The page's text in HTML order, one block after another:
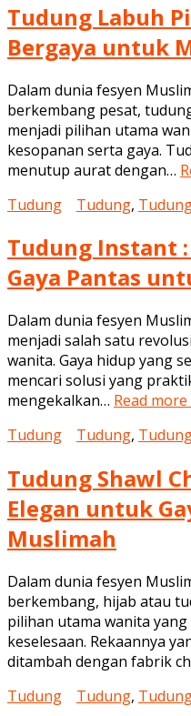
Tudung Labuh
Bergaya untuk
Dalam dunia fesyen
berkembang pesat,
menjadi pilihan utama
kesopanan serta gaya.
menutup aurat dengan…
Tudung
Tudung,
Tudung Instant
Gaya Pantas
Dalam dunia fesyen
menjadi salah satu
wanita. Gaya hidup yang
mencari solusi yang
mengekalkan… Read more
Tudung
Tudung,
Tudung Shawl
Elegan untuk
Muslimah
Dalam dunia fesyen
berkembang, hijab atau
pilihan utama wanita
keselesaan. Rekaannya
ditambah dengan fabrik
Tudung
Tudung,